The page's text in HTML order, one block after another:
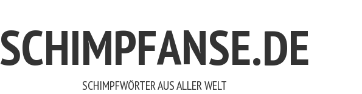
SCHIMPFANSE.DE
SCHIMPFWÖRTER AUS ALLER WELT